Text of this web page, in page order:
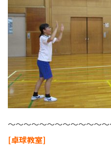
～～～～～～～～～～～～
[卓球教室]